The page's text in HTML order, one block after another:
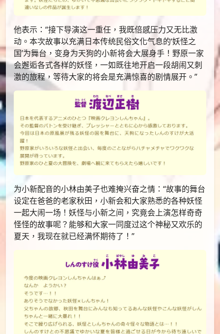
他表示：“接下导演这一重任，我既倍感压力又无比激
动。本次故事以充满日本传统民俗文化气息的‘妖怪之
国’为舞台，变身为天狗的小新将会大展身手！野原一家
会邂逅各式各样的妖怪，一如既往地开启一段胡闹又刺
激的旅程，等待大家的将会是充满惊喜的剧情展开。”
为小新配音的小林由美子也难掩兴奋之情：“故事的舞台
设定在爸爸的老家秋田，小新会和大家熟悉的各种妖怪
一起大闹一场！妖怪与小新之间，究竟会上演怎样奇奇
怪怪的故事呢？能够和大家一同度过这个神秘又欢乐的
夏天，我现在就已经满怀期待了！”